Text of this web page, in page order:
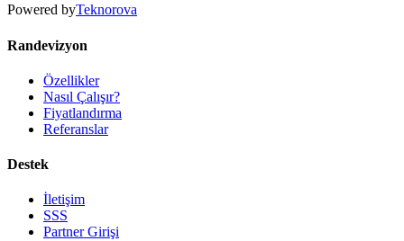
Powered byTeknorova
Randevizyon
Özellikler
Nasıl Çalışır?
Fiyatlandırma
Referanslar
Destek
İletişim
SSS
Partner Girişi